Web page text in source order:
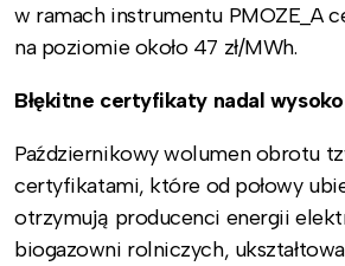
w ramach instrumentu PMOZE_A
na poziomie około 47 zł/MWh.
Błękitne certyfikaty nadal wysoko
Październikowy wolumen obrotu
certyfikatami, które od połowy
otrzymują producenci energii
biogazowni rolniczych,